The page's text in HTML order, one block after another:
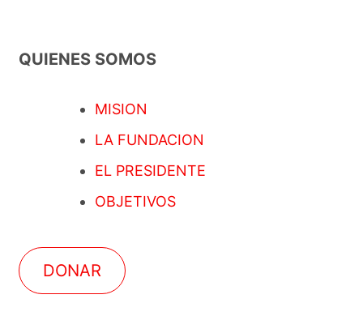
QUIENES SOMOS
MISION
LA FUNDACION
EL PRESIDENTE
OBJETIVOS
DONAR